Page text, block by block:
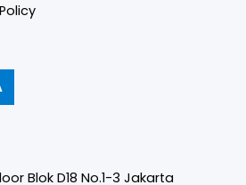
Blok D18 No.1-3 Jakarta